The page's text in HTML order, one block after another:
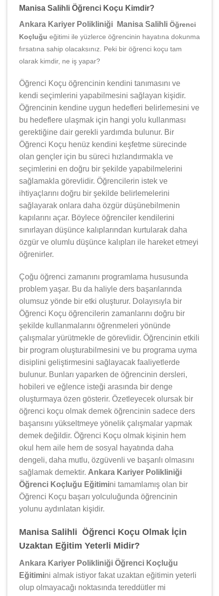
Manisa Salihli Öğrenci Koçu Kimdir?
Ankara Kariyer Polikliniği Manisa Salihli Öğrenci
Koçluğu eğitimi ile yüzlerce öğrencinin hayatına dokunma
fırsatına sahip olacaksınız. Peki bir öğrenci koçu tam
olarak kimdir, ne iş yapar?
Öğrenci Koçu öğrencinin kendini tanımasını ve
kendi seçimlerini yapabilmesini sağlayan kişidir.
Öğrencinin kendine uygun hedefleri belirlemesini ve
bu hedeflere ulaşmak için hangi yolu kullanması
gerektiğine dair gerekli yardımda bulunur. Bir
Öğrenci Koçu henüz kendini keşfetme sürecinde
olan gençler için bu süreci hızlandırmakla ve
seçimlerini en doğru bir şekilde yapabilmelerini
sağlamakla görevlidir. Öğrencilerin istek ve
ihtiyaçlarını doğru bir şekilde belirlemelerini
sağlayarak onlara daha özgür düşünebilmenin
kapılarını açar. Böylece öğrenciler kendilerini
sınırlayan düşünce kalıplarından kurtularak daha
özgür ve olumlu düşünce kalıpları ile hareket etmeyi
öğrenirler.
Çoğu öğrenci zamanını programlama hususunda
problem yaşar. Bu da haliyle ders başarılarında
olumsuz yönde bir etki oluşturur. Dolayısıyla bir
Öğrenci Koçu öğrencilerin zamanlarını doğru bir
şekilde kullanmalarını öğrenmeleri yönünde
çalışmalar yürütmekle de görevlidir. Öğrencinin etkili
bir program oluşturabilmesini ve bu programa uyma
disiplini geliştirmesini sağlayacak faaliyetlerde
bulunur. Bunları yaparken de öğrencinin dersleri,
hobileri ve eğlence isteği arasında bir denge
oluşturmaya özen gösterir. Özetleyecek olursak bir
öğrenci koçu olmak demek öğrencinin sadece ders
başarısını yükseltmeye yönelik çalışmalar yapmak
demek değildir. Öğrenci Koçu olmak kişinin hem
okul hem aile hem de sosyal hayatında daha
dengeli, daha mutlu, özgüvenli ve başarılı olmasını
sağlamak demektir. Ankara Kariyer Polikliniği
Öğrenci Koçluğu Eğitimini tamamlamış olan bir
Öğrenci Koçu başarı yolculuğunda öğrencinin
yolunu aydınlatan kişidir.
Manisa Salihli Öğrenci Koçu Olmak İçin
Uzaktan Eğitim Yeterli Midir?
Ankara Kariyer Polikliniği Öğrenci Koçluğu
Eğitimini almak istiyor fakat uzaktan eğitimin yeterli
olup olmayacağı noktasında tereddütler mi